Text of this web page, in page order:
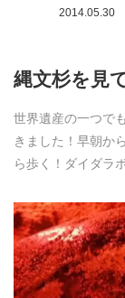
2014.05.30
縄文杉を見
世界遺産の一つで
きました！早朝か
ら歩く！ダイダラ